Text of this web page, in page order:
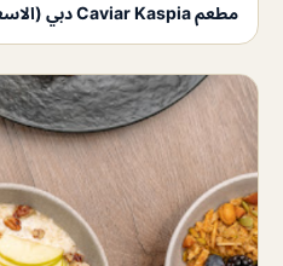
مطعم Caviar Kaspia دبي (الاسعار + المنيو + الموقع)